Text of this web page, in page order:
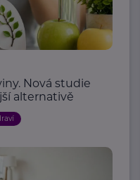
Nová studie
alternativě